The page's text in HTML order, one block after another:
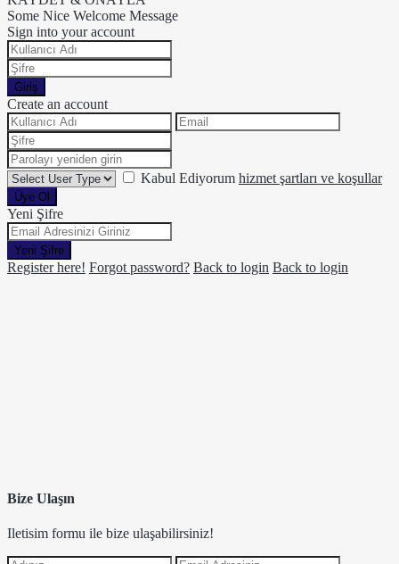
Some Nice Welcome Message
Sign into your account
Giriş
Create an account
Kabul Ediyorum hizmet şartları ve koşullar
Üye Ol
Yeni Şifre
Yeni Şifre
Register here! Forgot password? Back to login Back to login
Bize Ulaşın
Iletisim formu ile bize ulaşabilirsiniz!